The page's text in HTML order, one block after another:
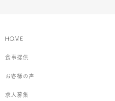
HOME
食事提供
お客様の声
求人募集